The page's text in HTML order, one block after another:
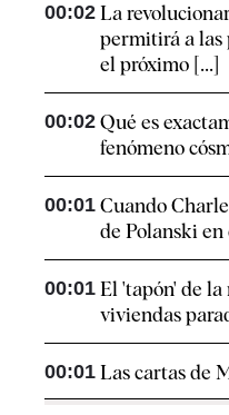
00:02 La
permitirá a las
el próximo [...]
00:02 Qué es
fenómeno
00:01 Cuando
de Polanski en
00:01 El 'tapón' de la
viviendas
00:01 Las cartas de